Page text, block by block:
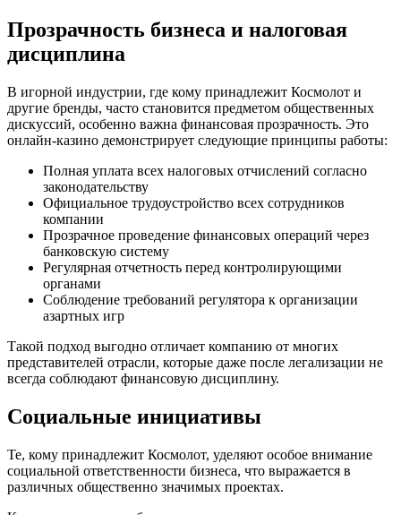
Прозрачность бизнеса и налоговая
дисциплина
В игорной индустрии, где кому принадлежит Космолот и
другие бренды, часто становится предметом общественных
дискуссий, особенно важна финансовая прозрачность. Это
онлайн-казино демонстрирует следующие принципы работы:
Полная уплата всех налоговых отчислений согласно
законодательству
Официальное трудоустройство всех сотрудников
компании
Прозрачное проведение финансовых операций через
банковскую систему
Регулярная отчетность перед контролирующими
органами
Соблюдение требований регулятора к организации
азартных игр
Такой подход выгодно отличает компанию от многих
представителей отрасли, которые даже после легализации не
всегда соблюдают финансовую дисциплину.
Социальные инициативы
Те, кому принадлежит Космолот, уделяют особое внимание
социальной ответственности бизнеса, что выражается в
различных общественно значимых проектах.